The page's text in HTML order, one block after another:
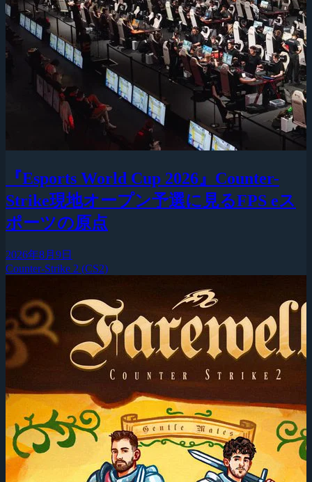
『Esports World Cup 2026』Counter-
Strike現地オープン予選に見るFPS eス
ポーツの原点
2026年8月9日
Counter-Strike 2 (CS2)